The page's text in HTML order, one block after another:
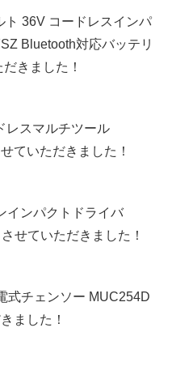
ト 36V コードレスインパ
Bluetooth対応バッテリ
きました！
レスマルチツール
ていただきました！
インパクトドライバ
せていただきました！
式チェンソー MUC254D
ました！